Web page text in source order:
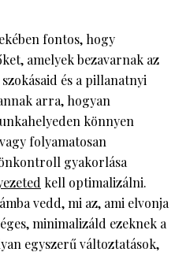
fontos, hogy
amelyek bezavarnak az
és a pillanatnyi
arra, hogyan
könnyen
folyamatosan
gyakorlása
kell optimalizálni.
vedd, mi az, ami elvonja
minimalizáld ezeknek a
egyszerű változtatások,